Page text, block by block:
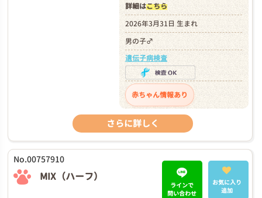
詳細はこちら
2026年3月31日 生まれ
男の子♂
遺伝子病検査
赤ちゃん情報あり
さらに詳しく
No.00757910
MIX（ハーフ）
ラインで
問い合わせ
お気に入り
追加